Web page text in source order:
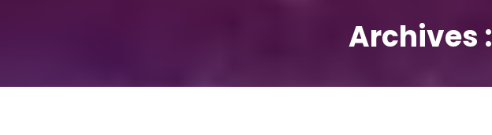
Archives :